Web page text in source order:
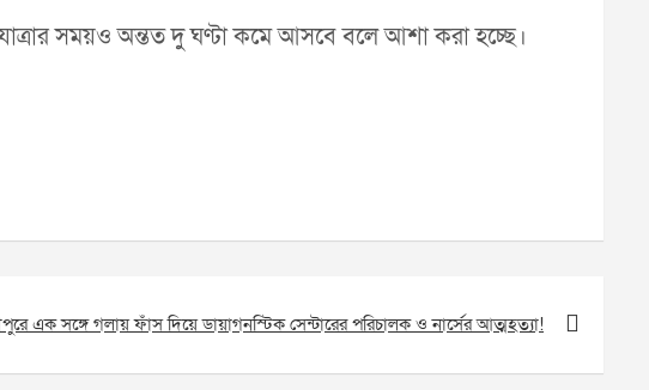
সময়ও অন্তত দু ঘণ্টা কমে আসবে বলে আশা করা হচ্ছে।
এক সঙ্গে গলায় ফাঁস দিয়ে ডায়াগনস্টিক সেন্টারের পরিচালক ও নার্সের আত্মহত্যা!